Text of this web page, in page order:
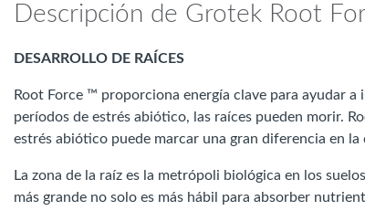
Descripción de Grotek Root
DESARROLLO DE RAÍCES
Root Force ™ proporciona energía clave para ayudar
períodos de estrés abiótico, las raíces pueden morir.
estrés abiótico puede marcar una gran diferencia en la
La zona de la raíz es la metrópoli biológica en los
más grande no solo es más hábil para absorber